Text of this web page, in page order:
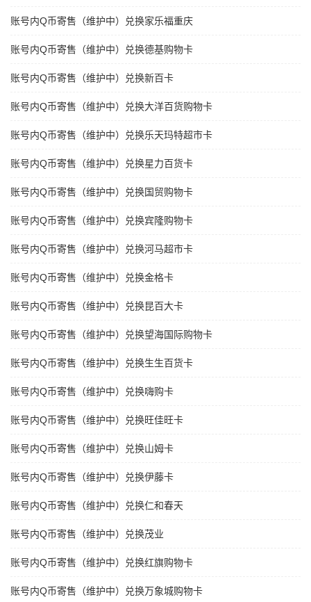
账号内Q币寄售（维护中）兑换家乐福重庆
账号内Q币寄售（维护中）兑换德基购物卡
账号内Q币寄售（维护中）兑换新百卡
账号内Q币寄售（维护中）兑换大洋百货购物卡
账号内Q币寄售（维护中）兑换乐天玛特超市卡
账号内Q币寄售（维护中）兑换星力百货卡
账号内Q币寄售（维护中）兑换国贸购物卡
账号内Q币寄售（维护中）兑换宾隆购物卡
账号内Q币寄售（维护中）兑换河马超市卡
账号内Q币寄售（维护中）兑换金格卡
账号内Q币寄售（维护中）兑换昆百大卡
账号内Q币寄售（维护中）兑换望海国际购物卡
账号内Q币寄售（维护中）兑换生生百货卡
账号内Q币寄售（维护中）兑换嗨购卡
账号内Q币寄售（维护中）兑换旺佳旺卡
账号内Q币寄售（维护中）兑换山姆卡
账号内Q币寄售（维护中）兑换伊藤卡
账号内Q币寄售（维护中）兑换仁和春天
账号内Q币寄售（维护中）兑换茂业
账号内Q币寄售（维护中）兑换红旗购物卡
账号内Q币寄售（维护中）兑换万象城购物卡